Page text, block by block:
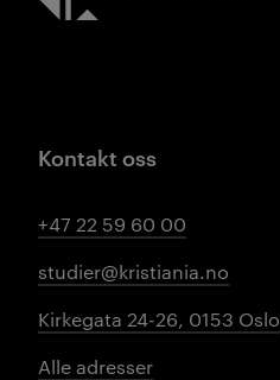
Kontakt oss
+47 22 59 60 00
studier@kristiania.no
Kirkegata 24-26, 0153 Oslo
Alle adresser